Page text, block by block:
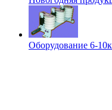
Оборудование 6-